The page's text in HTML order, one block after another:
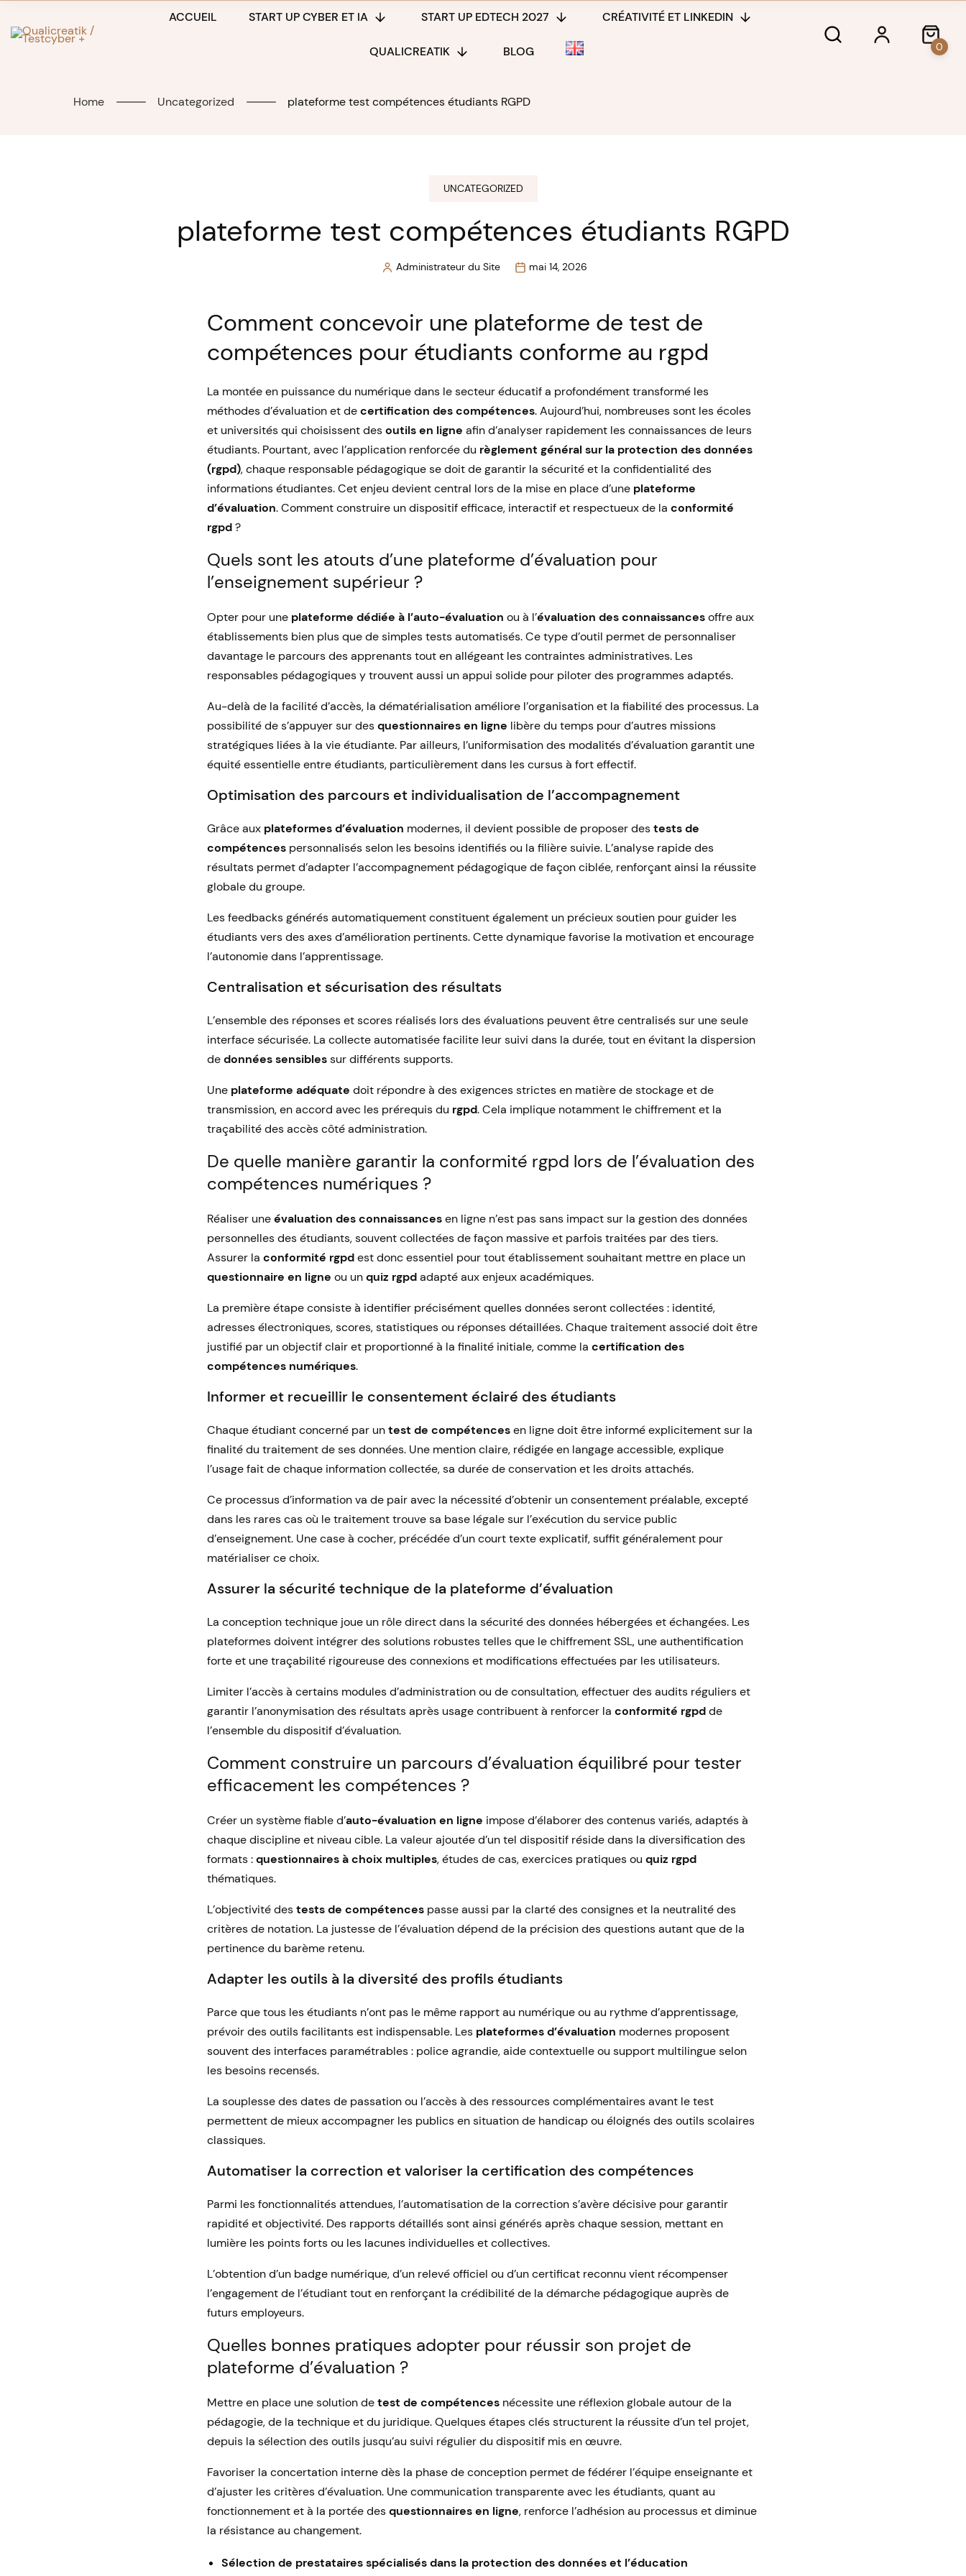
content
ACCUEIL START UP CYBER ET IA START UP EDTECH 2027 CRÉATIVITÉ ET LINKEDIN
QUALICREATIK BLOG 0
Home Uncategorized plateforme test compétences étudiants RGPD
UNCATEGORIZED
plateforme test compétences étudiants RGPD
PostedAdministrateur du Site mai 14, 2026
Comment concevoir une plateforme de test de
compétences pour étudiants conforme au rgpd
La montée en puissance du numérique dans le secteur éducatif a profondément transformé les
méthodes d’évaluation et decertification des compétences. Aujourd’hui, nombreuses sont les écoles
et universités qui choisissent desoutils en ligne afin d’analyser rapidement les connaissances de leurs
étudiants. Pourtant, avec l’application renforcée du règlement général sur la protection des données
(rgpd), chaque responsable pédagogique se doit de garantir la sécurité et la confidentialité des
informations étudiantes. Cet enjeu devient central lors de la mise en place d’une plateforme
d’évaluation. Comment construire un dispositif efficace, interactif et respectueux de la conformité
rgpd?
Quels sont les atouts d’une plateforme d’évaluation pour
l’enseignement supérieur ?
Opter pour une plateforme dédiée à l’auto-évaluation ou à l’évaluation des connaissancesoffre aux
établissements bien plus que de simples tests automatisés. Ce type d’outil permet de personnaliser
davantage le parcours des apprenants tout en allégeant les contraintes administratives. Les
responsables pédagogiques y trouvent aussi un appui solide pour piloter des programmes adaptés.
Au-delà de la facilité d’accès, la dématérialisation améliore l’organisation et la fiabilité des processus. La
possibilité de s’appuyer sur desquestionnaires en ligne libère du temps pour d’autres missions
stratégiques liées à la vie étudiante. Par ailleurs, l’uniformisation des modalités d’évaluation garantit une
équité essentielle entre étudiants, particulièrement dans les cursus à fort effectif.
Optimisation des parcours et individualisation de l’accompagnement
Grâce aux plateformes d’évaluation modernes, il devient possible de proposer destests de
compétences personnalisés selon les besoins identifiés ou la filière suivie. L’analyse rapide des
résultats permet d’adapter l’accompagnement pédagogique de façon ciblée, renforçant ainsi la réussite
globale du groupe.
Les feedbacks générés automatiquement constituent également un précieux soutien pour guider les
étudiants vers des axes d’amélioration pertinents. Cette dynamique favorise la motivation et encourage
l’autonomie dans l’apprentissage.
Centralisation et sécurisation des résultats
L’ensemble des réponses et scores réalisés lors des évaluations peuvent être centralisés sur une seule
interface sécurisée. La collecte automatisée facilite leur suivi dans la durée, tout en évitant la dispersion
dedonnées sensiblessur différents supports.
Une plateforme adéquate doit répondre à des exigences strictes en matière de stockage et de
transmission, en accord avec les prérequis du rgpd. Cela implique notamment le chiffrement et la
traçabilité des accès côté administration.
De quelle manière garantir la conformité rgpd lors de l’évaluation des
compétences numériques ?
Réaliser uneévaluation des connaissancesen ligne n’est pas sans impact sur la gestion des données
personnelles des étudiants, souvent collectées de façon massive et parfois traitées par des tiers.
Assurer la conformité rgpdest donc essentiel pour tout établissement souhaitant mettre en place un
questionnaire en ligne ou unquiz rgpdadapté aux enjeux académiques.
La première étape consiste à identifier précisément quelles données seront collectées : identité,
adresses électroniques, scores, statistiques ou réponses détaillées. Chaque traitement associé doit être
justifié par un objectif clair et proportionné à la finalité initiale, comme la certification des
compétences numériques.
Informer et recueillir le consentement éclairé des étudiants
Chaque étudiant concerné par untest de compétencesen ligne doit être informé explicitement sur la
finalité du traitement de ses données. Une mention claire, rédigée en langage accessible, explique
l’usage fait de chaque information collectée, sa durée de conservation et les droits attachés.
Ce processus d’information va de pair avec la nécessité d’obtenir un consentement préalable, excepté
dans les rares cas où le traitement trouve sa base légale sur l’exécution du service public
d’enseignement. Une case à cocher, précédée d’un court texte explicatif, suffit généralement pour
matérialiser ce choix.
Assurer la sécurité technique de la plateforme d’évaluation
La conception technique joue un rôle direct dans la sécurité des données hébergées et échangées. Les
plateformes doivent intégrer des solutions robustes telles que le chiffrement SSL, une authentification
forte et une traçabilité rigoureuse des connexions et modifications effectuées par les utilisateurs.
Limiter l’accès à certains modules d’administration ou de consultation, effectuer des audits réguliers et
garantir l’anonymisation des résultats après usage contribuent à renforcer la conformité rgpdde
l’ensemble du dispositif d’évaluation.
Comment construire un parcours d’évaluation équilibré pour tester
efficacement les compétences ?
Créer un système fiable d’auto-évaluation en ligne impose d’élaborer des contenus variés, adaptés à
chaque discipline et niveau cible. La valeur ajoutée d’un tel dispositif réside dans la diversification des
formats :questionnaires à choix multiples, études de cas, exercices pratiques ou quiz rgpd
thématiques.
L’objectivité destests de compétences passe aussi par la clarté des consignes et la neutralité des
critères de notation. La justesse de l’évaluation dépend de la précision des questions autant que de la
pertinence du barème retenu.
Adapter les outils à la diversité des profils étudiants
Parce que tous les étudiants n’ont pas le même rapport au numérique ou au rythme d’apprentissage,
prévoir des outils facilitants est indispensable. Les plateformes d’évaluation modernes proposent
souvent des interfaces paramétrables : police agrandie, aide contextuelle ou support multilingue selon
les besoins recensés.
La souplesse des dates de passation ou l’accès à des ressources complémentaires avant le test
permettent de mieux accompagner les publics en situation de handicap ou éloignés des outils scolaires
classiques.
Automatiser la correction et valoriser la certification des compétences
Parmi les fonctionnalités attendues, l’automatisation de la correction s’avère décisive pour garantir
rapidité et objectivité. Des rapports détaillés sont ainsi générés après chaque session, mettant en
lumière les points forts ou les lacunes individuelles et collectives.
L’obtention d’un badge numérique, d’un relevé officiel ou d’un certificat reconnu vient récompenser
l’engagement de l’étudiant tout en renforçant la crédibilité de la démarche pédagogique auprès de
futurs employeurs.
Quelles bonnes pratiques adopter pour réussir son projet de
plateforme d’évaluation ?
Mettre en place une solution detest de compétences nécessite une réflexion globale autour de la
pédagogie, de la technique et du juridique. Quelques étapes clés structurent la réussite d’un tel projet,
depuis la sélection des outils jusqu’au suivi régulier du dispositif mis en œuvre.
Favoriser la concertation interne dès la phase de conception permet de fédérer l’équipe enseignante et
d’ajuster les critères d’évaluation. Une communication transparente avec les étudiants, quant au
fonctionnement et à la portée desquestionnaires en ligne, renforce l’adhésion au processus et diminue
la résistance au changement.
Sélection de prestataires spécialisés dans la protection des données et l’éducation